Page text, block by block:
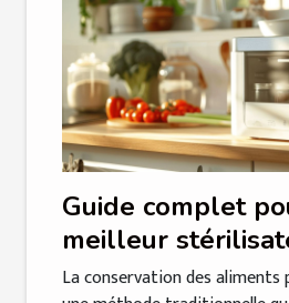
Guide complet
meilleur
bocaux électrique
La conservation des